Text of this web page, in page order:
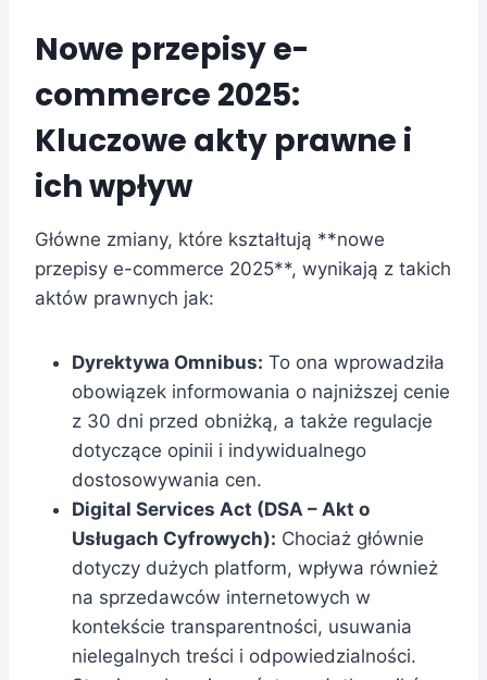
Nowe przepisy e-
commerce 2025:
Kluczowe akty prawne i
ich wpływ
Główne zmiany, które kształtują **nowe
przepisy e-commerce 2025**, wynikają z takich
aktów prawnych jak:
Dyrektywa Omnibus: To ona wprowadziła
obowiązek informowania o najniższej cenie
z 30 dni przed obniżką, a także regulacje
dotyczące opinii i indywidualnego
dostosowywania cen.
Digital Services Act (DSA – Akt o
Usługach Cyfrowych): Chociaż głównie
dotyczy dużych platform, wpływa również
na sprzedawców internetowych w
kontekście transparentności, usuwania
nielegalnych treści i odpowiedzialności.